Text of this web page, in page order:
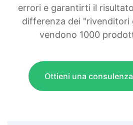
errori e garantirti il
differenza dei "rivenditori
vendono 1000
Ottieni una